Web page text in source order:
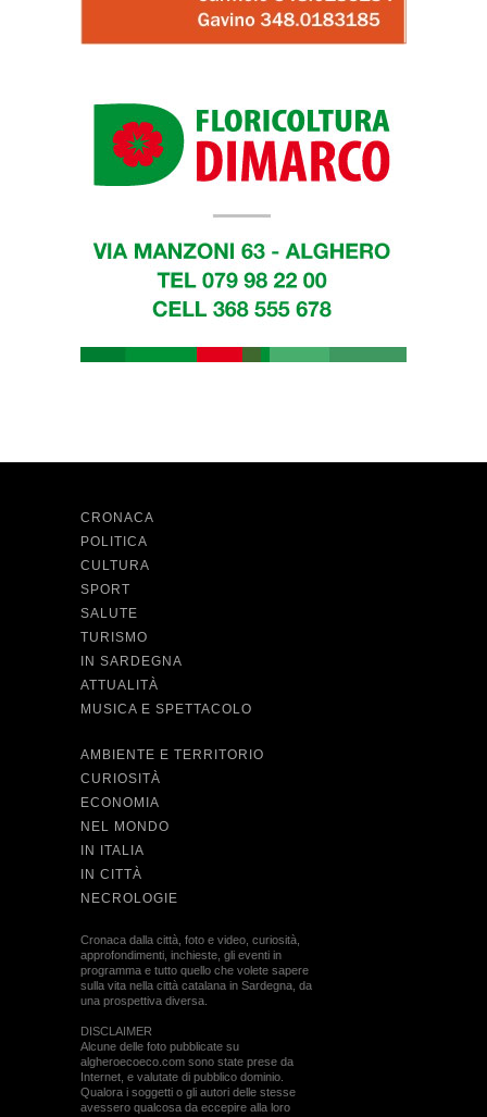
CRONACA
POLITICA
CULTURA
SPORT
SALUTE
TURISMO
IN SARDEGNA
ATTUALITÀ
MUSICA E SPETTACOLO
AMBIENTE E TERRITORIO
CURIOSITÀ
ECONOMIA
NEL MONDO
IN ITALIA
IN CITTÀ
NECROLOGIE
Cronaca dalla città, foto e video, curiosità,
approfondimenti, inchieste, gli eventi in
programma e tutto quello che volete sapere
sulla vita nella città catalana in Sardegna, da
una prospettiva diversa.
DISCLAIMER
Alcune delle foto pubblicate su
algheroecoeco.com sono state prese da
Internet, e valutate di pubblico dominio.
Qualora i soggetti o gli autori delle stesse
avessero qualcosa da eccepire alla loro